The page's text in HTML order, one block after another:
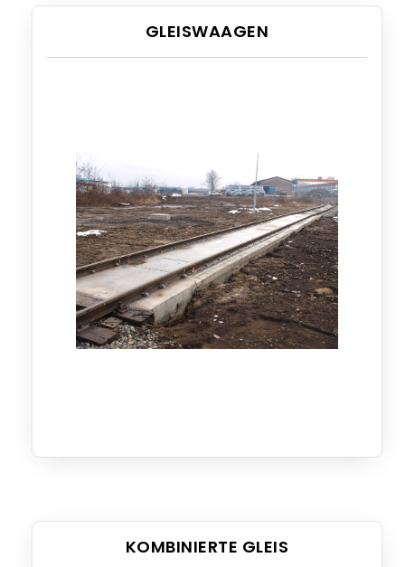
GLEISWAAGEN
KOMBINIERTE GLEIS